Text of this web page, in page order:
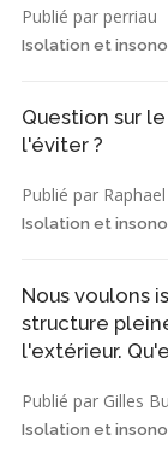
Publié par perriau
Isolation et
Question sur
l'éviter ?
Publié par
Isolation et
Nous voulons
structure
l'extérieur.
Publié par Gilles
Isolation et